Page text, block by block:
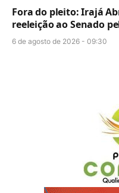
Fora do pleito: Irajá
reeleição ao Senado
6 de agosto de 2026 - 09:30